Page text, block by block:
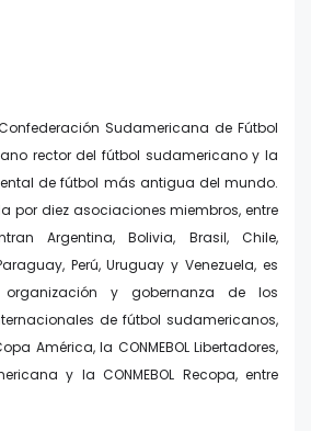
Sudamericana de Fútbol
rector del fútbol sudamericano y la
de fútbol más antigua del mundo.
por diez asociaciones miembros, entre
Argentina, Bolivia, Brasil, Chile,
Perú, Uruguay y Venezuela, es
y gobernanza de los
de fútbol sudamericanos,
América, la CONMEBOL Libertadores,
y la CONMEBOL Recopa, entre